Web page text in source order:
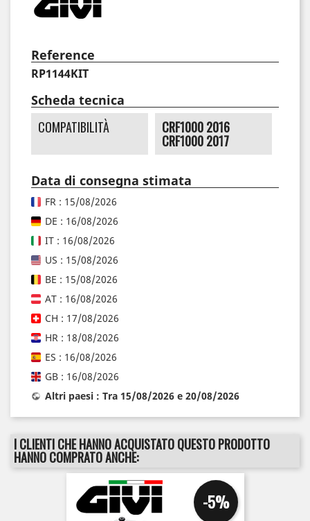
Reference
RP1144KIT
Scheda tecnica
COMPATIBILITÀ CRF1000 2016
CRF1000 2017
Data di consegna stimata
FR : 15/08/2026
DE : 16/08/2026
IT : 16/08/2026
US : 15/08/2026
BE : 15/08/2026
AT : 16/08/2026
CH : 17/08/2026
HR : 18/08/2026
ES : 16/08/2026
GB : 16/08/2026
Altri paesi : Tra 15/08/2026 e 20/08/2026
I CLIENTI CHE HANNO ACQUISTATO QUESTO PRODOTTO
HANNO COMPRATO ANCHE:
-5%